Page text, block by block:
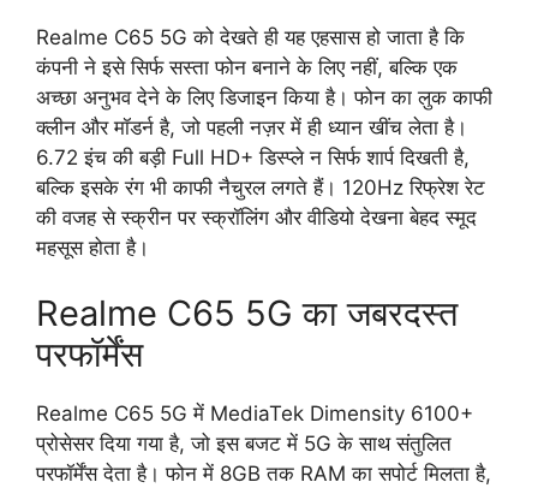
Realme C65 5G को देखते ही यह एहसास हो जाता है कि
कंपनी ने इसे सिर्फ सस्ता फोन बनाने के लिए नहीं, बल्कि एक
अच्छा अनुभव देने के लिए डिजाइन किया है। फोन का लुक काफी
क्लीन और मॉडर्न है, जो पहली नज़र में ही ध्यान खींच लेता है।
6.72 इंच की बड़ी Full HD+ डिस्प्ले न सिर्फ शार्प दिखती है,
बल्कि इसके रंग भी काफी नैचुरल लगते हैं। 120Hz रिफ्रेश रेट
की वजह से स्क्रीन पर स्क्रॉलिंग और वीडियो देखना बेहद स्मूद
महसूस होता है।
Realme C65 5G का जबरदस्त
परफॉर्मेंस
Realme C65 5G में MediaTek Dimensity 6100+
प्रोसेसर दिया गया है, जो इस बजट में 5G के साथ संतुलित
परफॉर्मेंस देता है। फोन में 8GB तक RAM का सपोर्ट मिलता है,